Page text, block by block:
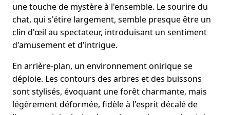
une touche de mystère à l'ensemble. Le sourire du
chat, qui s'étire largement, semble presque être un
clin d'œil au spectateur, introduisant un sentiment
d'amusement et d'intrigue.
En arrière-plan, un environnement onirique se
déploie. Les contours des arbres et des buissons
sont stylisés, évoquant une forêt charmante, mais
légèrement déformée, fidèle à l'esprit décalé de